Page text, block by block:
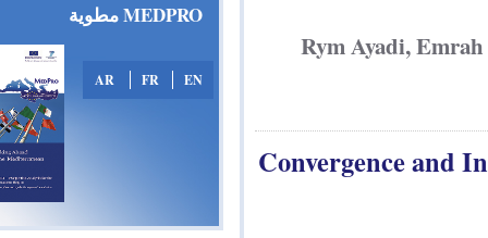
MEDPRO مطوية
AR
Rym